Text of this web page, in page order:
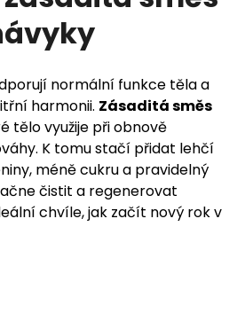
normální funkce těla a
harmonii. Zásaditá směs
tělo využije při obnově
K tomu stačí přidat lehčí
méně cukru a pravidelný
čistit a regenerovat
chvíle, jak začít nový rok v